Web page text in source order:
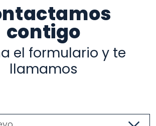
contigo
el formulario y te
llamamos